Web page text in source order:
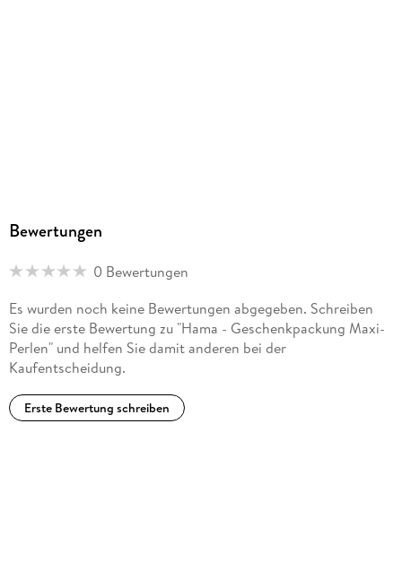
Bewertungen
0 Bewertungen
Es wurden noch keine Bewertungen abgegeben. Schreiben
Sie die erste Bewertung zu "Hama - Geschenkpackung Maxi-
Perlen" und helfen Sie damit anderen bei der
Kaufentscheidung.
Erste Bewertung schreiben